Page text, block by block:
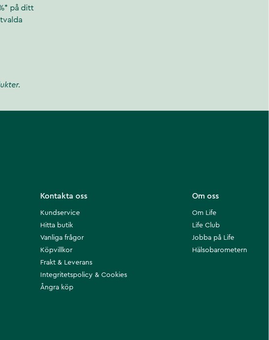
på ditt
Om oss
Om Life
Life Club
Jobba på Life
Hälsobarometern
Kontakta oss
Kundservice
Hitta butik
Vanliga frågor
Köpvillkor
Frakt & Leverans
Integritetspolicy & Cookies
Ångra köp